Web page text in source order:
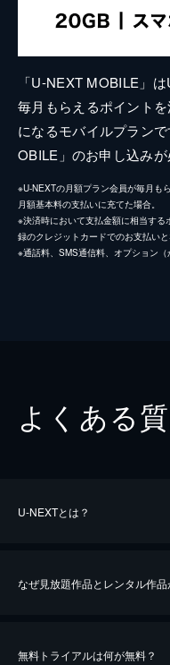
「U-NEXT MOBILE」
毎月もらえるポイント
になるモバイルプラン
OBILE」のお申し込みが
※U-NEXTの月額プラン会員が毎月も
月額基本料の支払いに充てた場合。
※決済時において支払金額に相当す
録のクレジットカードでのお支払いと
※通話料、SMS通信料、オプション（
よくある
U-NEXTとは？
なぜ見放題作品とレンタル作品
無料トライアルは何が無料？